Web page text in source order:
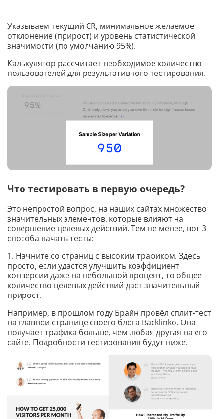
Указываем текущий CR, минимальное желаемое
отклонение (прирост) и уровень статистической
значимости (по умолчанию 95%).
Калькулятор рассчитает необходимое количество
пользователей для результативного тестирования.
Что тестировать в первую очередь?
Это непростой вопрос, на наших сайтах множество
значительных элементов, которые влияют на
совершение целевых действий. Тем не менее, вот 3
способа начать тесты:
1. Начните со страниц с высоким трафиком. Здесь
просто, если удастся улучшить коэффициент
конверсии даже на небольшой процент, то общее
количество целевых действий даст значительный
прирост.
Например, в прошлом году Брайн провёл сплит-тест
на главной странице своего блога Backlinko. Она
получает трафика больше, чем любая другая на его
сайте. Подробности тестирования будут ниже.